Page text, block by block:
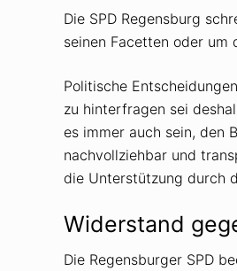
Die SPD Regensburg
seinen Facetten oder
Politische
zu hinterfragen sei
es immer auch sein, den
nachvollziehbar und
die Unterstützung durch
Widerstand
Die Regensburger SPD